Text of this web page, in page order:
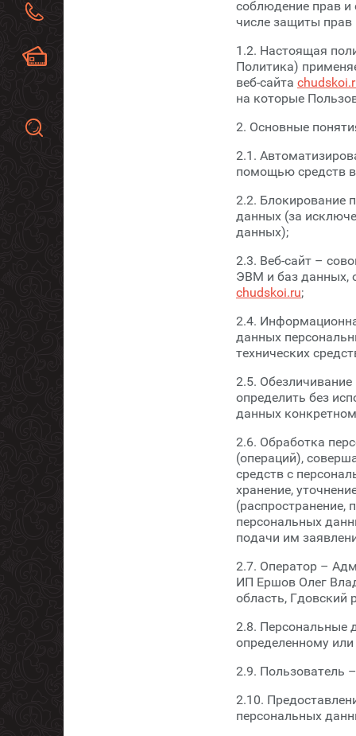
соблюдение прав и
числе защиты прав
1.2. Настоящая
Политика)
веб-сайта
на которые
2. Основные
2.1.
помощью средств
2.2. Блокирование
данных (за
данных);
2.3. Веб-сайт –
ЭВМ и баз данных,
chudskoi.ru;
2.4.
данных
технических
2.5.
определить без
данных
2.6. Обработка
(операций),
средств с
хранение,
(распространение,
персональных
подачи им
2.7. Оператор –
ИП Ершов Олег
область, Гдовский
2.8. Персональные
определенному
2.9. Пользователь
2.10.
персональных